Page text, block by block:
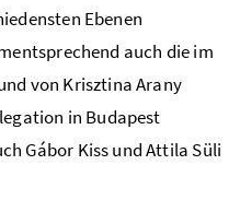
Ebenen
auch die im
von Krisztina Arany
in Budapest
Gábor Kiss und Attila Süli